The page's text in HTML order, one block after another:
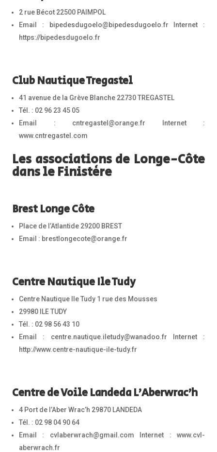
2 rue Bécot 22500 PAIMPOL
Email : bipedesdugoelo@bipedesdugoelo.fr Internet :
https://bipedesdugoelo.fr
Club Nautique Tregastel
41 avenue de la Grève Blanche 22730 TREGASTEL
Tél. : 02 96 23 45 05
Email : cntregastel@orange.fr Internet :
www.cntregastel.com
Les associations de Longe-Côte
dans le Finistère
Brest Longe Côte
Place de l’Atlantide 29200 BREST
Email : brestlongecote@orange.fr
Centre Nautique Ile Tudy
Centre Nautique Ile Tudy 1 rue des Mousses
29980 ILE TUDY
Tél. : 02 98 56 43 10
Email : centre.nautique.iletudy@wanadoo.fr Internet :
http://www.centre-nautique-ile-tudy.fr
Centre de Voile Landeda L’Aberwrac’h
4 Port de l’Aber Wrac’h 29870 LANDEDA
Tél. : 02 98 04 90 64
Email : cvlaberwrach@gmail.com Internet : www.cvl-
aberwrach.fr